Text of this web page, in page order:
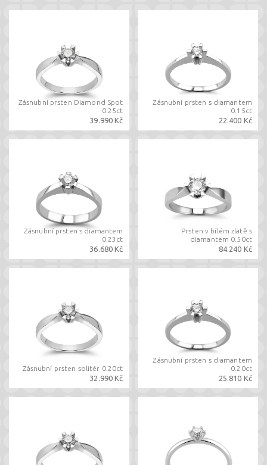
Zásnubní prsten Diamond Spot
0.25ct
39.990 Kč
Zásnubní prsten s diamantem
0.15ct
22.400 Kč
Zásnubní prsten s diamantem
0.23ct
36.680 Kč
Prsten v bílém zlatě s
diamantem 0.50ct
84.240 Kč
Zásnubní prsten solitér 0.20ct
32.990 Kč
Zásnubní prsten s diamantem
0.20ct
25.810 Kč